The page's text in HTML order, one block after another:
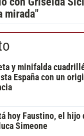
mirada"
y minifalda
España con un
hoy Faustino, el hijo
Simeone